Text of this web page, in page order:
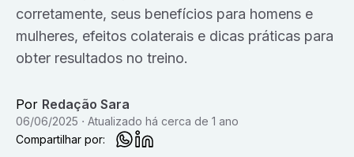
corretamente, seus benefícios para homens e
mulheres, efeitos colaterais e dicas práticas para
obter resultados no treino.
Por Redação Sara
06/06/2025 Atualizado há cerca de 1 ano
Compartilhar por: